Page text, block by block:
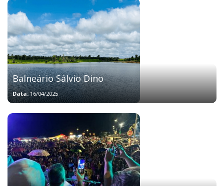
Balneário Sálvio Dino
Data:16/04/2025